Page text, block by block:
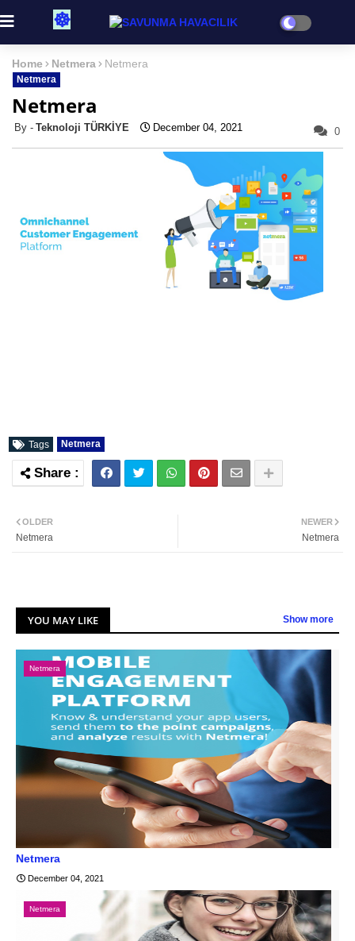
Home Netmera Netmera
Netmera
Netmera
Teknoloji TÜRKİYE December 04, 2021 0
Tags Netmera
NEWER
Netmera
OLDER
Netmera
YOU MAY LIKE Show more
Netmera
Netmera
December 04, 2021
Netmera